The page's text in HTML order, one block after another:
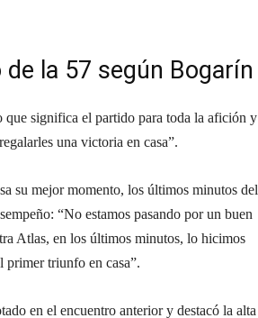
la 57 según Bogarín
que significa el partido para toda la afición y
una victoria en casa”.
su mejor momento, los últimos minutos del
“No estamos pasando por un buen
Atlas, en los últimos minutos, lo hicimos
primer triunfo en casa”.
en el encuentro anterior y destacó la alta